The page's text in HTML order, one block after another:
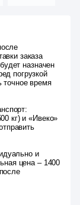
заказа
назначен
погрузкой
точное время
кг) и «Ивеко»
и
цена – 1400